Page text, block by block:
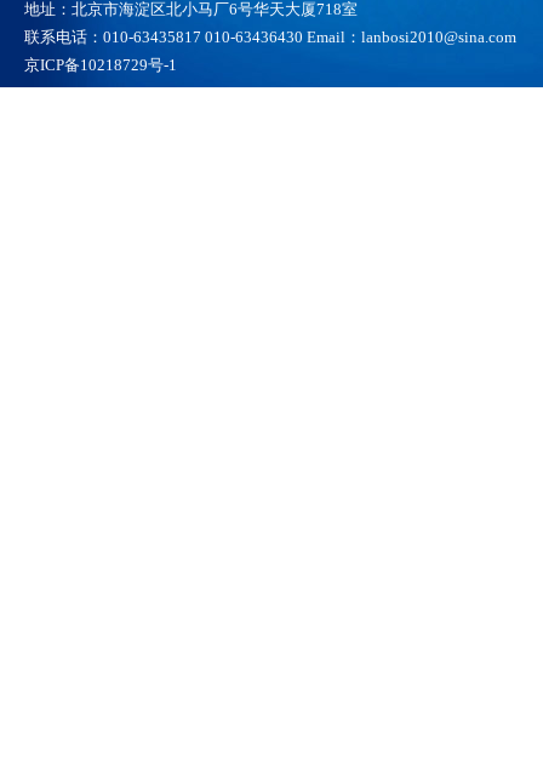
地址：北京市海淀区北小马厂6号华天大厦718室
联系电话：010-63435817 010-63436430 Email：lanbosi2010@sina.com
京ICP备10218729号-1